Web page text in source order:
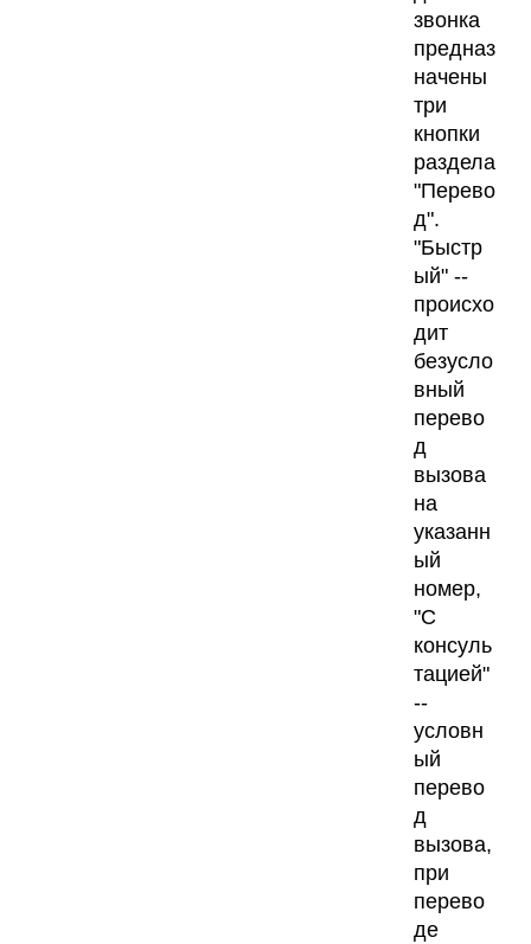
звонка
предназ
начены
три
кнопки
раздела
"Перево
д".
"Быстр
ый" --
происхо
дит
безусло
вный
перево
д
вызова
на
указанн
ый
номер,
"С
консуль
тацией"
--
условн
ый
перево
д
вызова,
при
перево
де